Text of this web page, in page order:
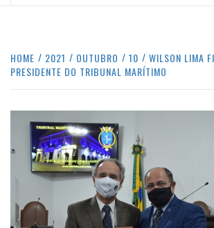
HOME 2021 OUTUBRO 10
WILSON LIMA
PRESIDENTE DO TRIBUNAL MARÍTIMO